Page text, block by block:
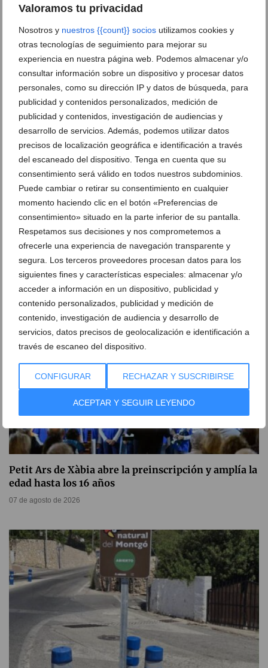
Valoramos tu privacidad
Nosotros y nuestros {{count}} socios utilizamos cookies y
otras tecnologías de seguimiento para mejorar su
experiencia en nuestra página web. Podemos almacenar y/o
consultar información sobre un dispositivo y procesar datos
personales, como su dirección IP y datos de búsqueda, para
publicidad y contenidos personalizados, medición de
publicidad y contenidos, investigación de audiencias y
desarrollo de servicios. Además, podemos utilizar datos
precisos de localización geográfica e identificación a través
del escaneado del dispositivo. Tenga en cuenta que su
consentimiento será válido en todos nuestros subdominios.
Puede cambiar o retirar su consentimiento en cualquier
momento haciendo clic en el botón «Preferencias de
consentimiento» situado en la parte inferior de su pantalla.
Respetamos sus decisiones y nos comprometemos a
ofrecerle una experiencia de navegación transparente y
segura. Los terceros proveedores procesan datos para los
siguientes fines y características especiales: almacenar y/o
acceder a información en un dispositivo, publicidad y
contenido personalizados, publicidad y medición de
contenido, investigación de audiencia y desarrollo de
servicios, datos precisos de geolocalización e identificación a
través de escaneo del dispositivo.
CONFIGURAR RECHAZAR Y SUSCRIBIRSE
ACEPTAR Y SEGUIR LEYENDO
por el eclipse solar
08 de agosto de 2026
La inesperada sorpresa de los Jonas Brothers
durante sus vacaciones en Xàbia
07 de agosto de 2026
Petit Ars de Xàbia abre la preinscripción y amplía la
edad hasta los 16 años
07 de agosto de 2026